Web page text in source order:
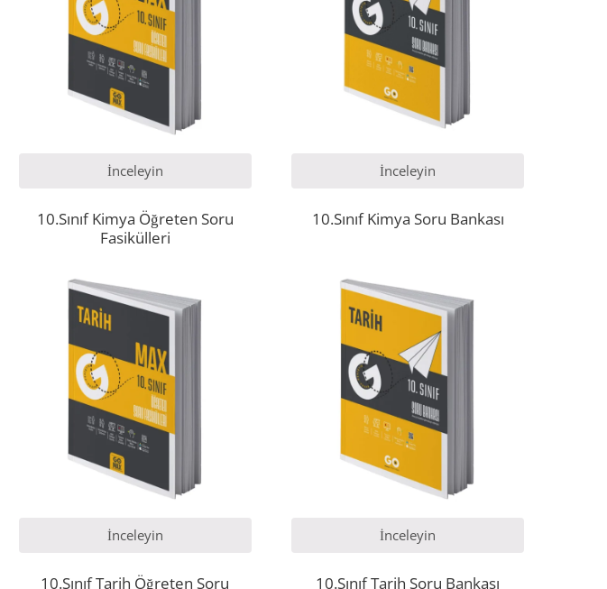
İnceleyin
10.Sınıf Kimya Öğreten Soru
Fasikülleri
İnceleyin
10.Sınıf Kimya Soru Bankası
İnceleyin
10.Sınıf Tarih Öğreten Soru
İnceleyin
10.Sınıf Tarih Soru Bankası